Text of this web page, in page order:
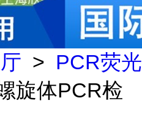
> PCR荧光
旋体PCR检